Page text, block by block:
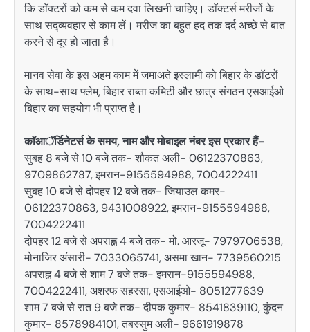
कि डाॅक्टरों को कम से कम दवा लिखनी चाहिए। डाॅक्टर्स मरीजों के
साथ सद्व्यवहार से काम लें। मरीज का बहुत हद तक दर्द अच्छे से बात
करने से दूर हो जाता है।
मानव सेवा के इस अहम काम में जमाअते इस्लामी को बिहार के डाॅटरों
के साथ-साथ फ्लेम, बिहार राब्ता कमिटी और छात्र संगठन एसआईओ
बिहार का सहयोग भी प्राप्त है।
काॅआॅर्डिनेटर्स के समय, नाम और मोबाइल नंबर इस प्रकार हैं-
सुबह 8 बजे से 10 बजे तक- शौकत अली- 06122370863,
9709862787, इमरान-9155594988, 7004222411
सुबह 10 बजे से दोपहर 12 बजे तक- जियाउल कमर-
06122370863, 9431008922, इमरान-9155594988,
7004222411
दोपहर 12 बजे से अपराह्न 4 बजे तक- मो. आरजू- 7979706538,
मोनाजिर अंसारी- 7033065741, असमा खान- 7739560215
अपराह्न 4 बजे से शाम 7 बजे तक- इमरान-9155594988,
7004222411, अशरफ सहरसा, एसआईओ- 8051277639
शाम 7 बजे से रात 9 बजे तक- दीपक कुमार- 8541839110, कुंदन
कुमार- 8578984101, तबस्सुम अली- 9661919878